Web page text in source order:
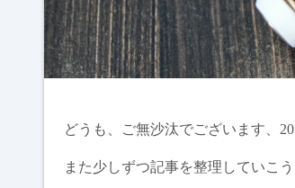
どうも、ご無沙汰でございます、
また少しずつ記事を整理していこう